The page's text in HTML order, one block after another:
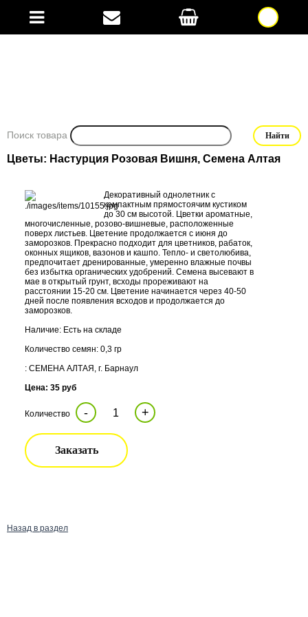
Поиск товара
Цветы: Настурция Розовая Вишня, Семена Алтая
Декоративный однолетник с
компактным прямостоячим кустиком
до 30 см высотой. Цветки ароматные,
многочисленные, розово-вишневые, расположенные
поверх листьев. Цветение продолжается с июня до
заморозков. Прекрасно подходит для цветников, рабаток,
оконных ящиков, вазонов и кашпо. Тепло- и светолюбива,
предпочитает дренированные, умеренно влажные почвы
без избытка органических удобрений. Семена высевают в
мае в открытый грунт, всходы прореживают на
расстоянии 15-20 см. Цветение начинается через 40-50
дней после появления всходов и продолжается до
заморозков.
Наличие: Есть на складе
Количество семян: 0,3 гр
: СЕМЕНА АЛТАЯ, г. Барнаул
Цена: 35 руб
Количество - +
Заказать
Назад в раздел